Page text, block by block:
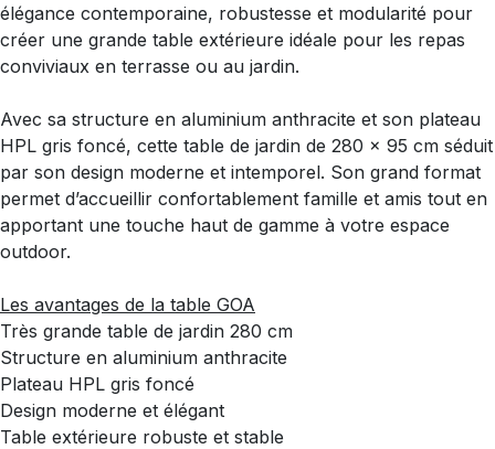
élégance contemporaine, robustesse et modularité pour
créer une grande table extérieure idéale pour les repas
conviviaux en terrasse ou au jardin.
Avec sa structure en aluminium anthracite et son plateau
HPL gris foncé, cette table de jardin de 280 x 95 cm séduit
par son design moderne et intemporel. Son grand format
permet d’accueillir confortablement famille et amis tout en
apportant une touche haut de gamme à votre espace
outdoor.
Les avantages de la table GOA
Très grande table de jardin 280 cm
Structure en aluminium anthracite
Plateau HPL gris foncé
Design moderne et élégant
Table extérieure robuste et stable